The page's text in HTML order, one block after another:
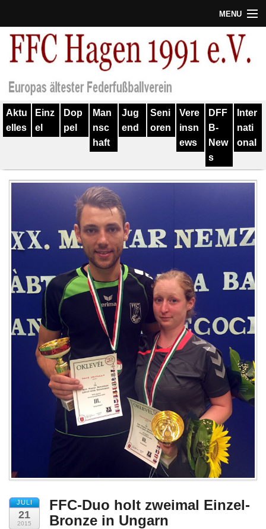
MENU
Termine
Verein
Geschichte
Training
Links
Impressum
Aktu
elles
Einz
el
Dop
pel
Man
nsc
haft
Jug
end
Seni
oren
Vere
insn
ews
DFF
B-
New
s
Inter
nati
onal
JULI
21
2015
FFC-Duo holt zweimal Einzel-
Bronze in Ungarn